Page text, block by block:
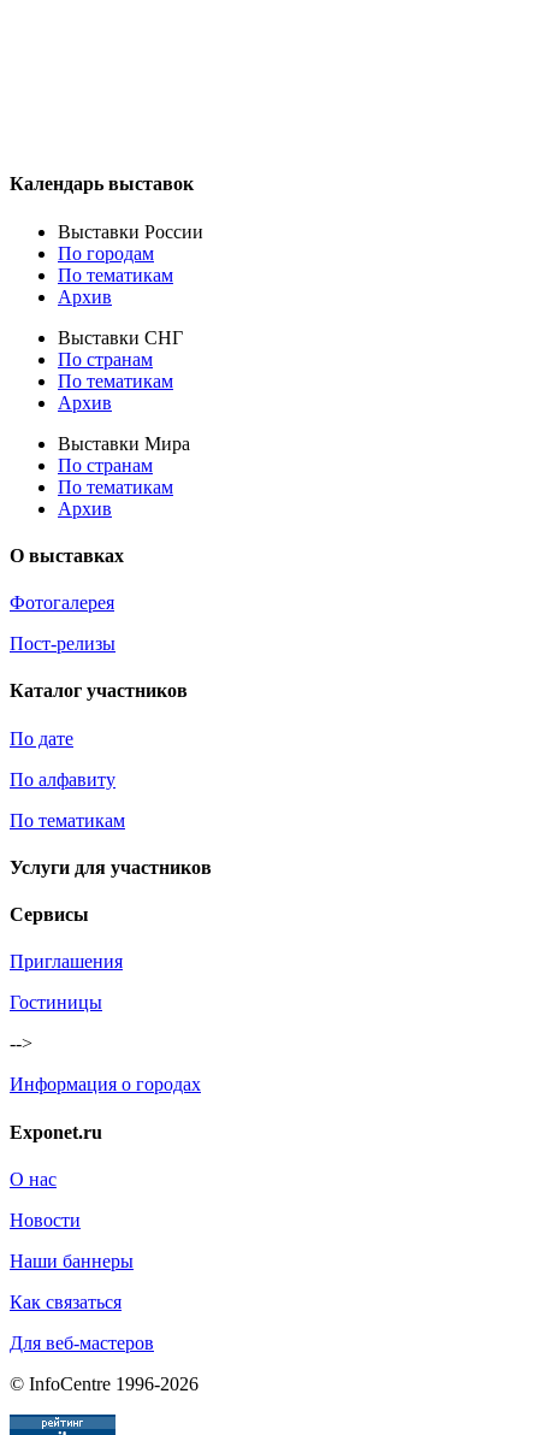
Календарь выставок
Выставки России
По городам
По тематикам
Архив
Выставки СНГ
По странам
По тематикам
Архив
Выставки Мира
По странам
По тематикам
Архив
О выставках
Фотогалерея
Пост-релизы
Каталог участников
По дате
По алфавиту
По тематикам
Услуги для участников
Сервисы
Приглашения
Гостиницы
-->
Информация о городах
Exponet.ru
О нас
Новости
Наши баннеры
Как связаться
Для веб-мастеров
© InfoCentre 1996-2026